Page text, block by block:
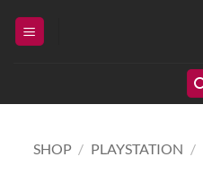
Inhalt
SHOP / PLAYSTATION /